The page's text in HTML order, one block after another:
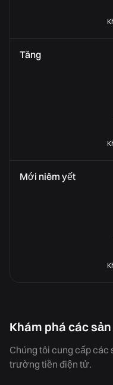
Tăng
Mới niêm yết
Khám phá các
Chúng tôi cung cấp các
trường tiền điện tử.